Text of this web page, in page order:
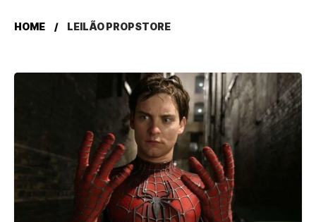
HOME LEILÃO PROPSTORE